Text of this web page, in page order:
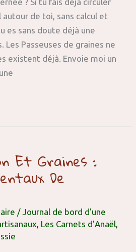
autour de toi, sans calcul et
es sans doute déjà une
Les Passeuses de graines ne
existent déjà. Envoie moi un
Et Graines :
De
/ Journal de bord d'une
Les Carnets d’Anaël